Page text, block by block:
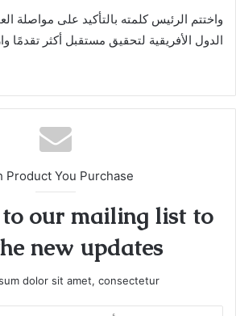
واختتم الرئيس كلمته بالتأكيد على مواصلة
الدول الأفريقية لتحقيق مستقبل أكثر تقدمًا
Product You Purchase
to our mailing list to
new updates!
dolor sit amet, consectetur.